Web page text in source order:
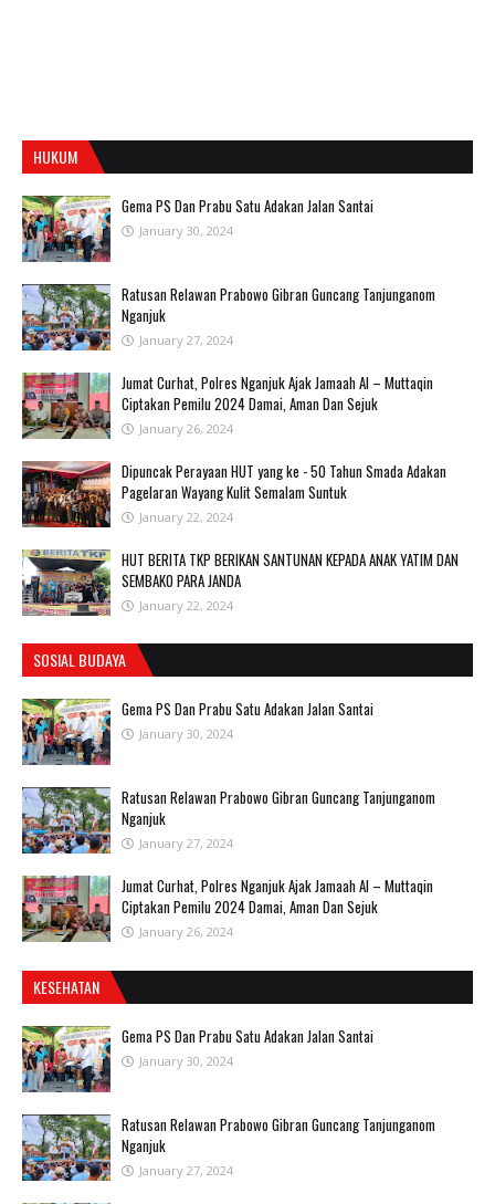
HUKUM
Gema PS Dan Prabu Satu Adakan Jalan Santai
January 30, 2024
Ratusan Relawan Prabowo Gibran Guncang Tanjunganom
Nganjuk
January 27, 2024
Jumat Curhat, Polres Nganjuk Ajak Jamaah Al – Muttaqin
Ciptakan Pemilu 2024 Damai, Aman Dan Sejuk
January 26, 2024
Dipuncak Perayaan HUT yang ke - 50 Tahun Smada Adakan
Pagelaran Wayang Kulit Semalam Suntuk
January 22, 2024
HUT BERITA TKP BERIKAN SANTUNAN KEPADA ANAK YATIM DAN
SEMBAKO PARA JANDA
January 22, 2024
SOSIAL BUDAYA
Gema PS Dan Prabu Satu Adakan Jalan Santai
January 30, 2024
Ratusan Relawan Prabowo Gibran Guncang Tanjunganom
Nganjuk
January 27, 2024
Jumat Curhat, Polres Nganjuk Ajak Jamaah Al – Muttaqin
Ciptakan Pemilu 2024 Damai, Aman Dan Sejuk
January 26, 2024
KESEHATAN
Gema PS Dan Prabu Satu Adakan Jalan Santai
January 30, 2024
Ratusan Relawan Prabowo Gibran Guncang Tanjunganom
Nganjuk
January 27, 2024